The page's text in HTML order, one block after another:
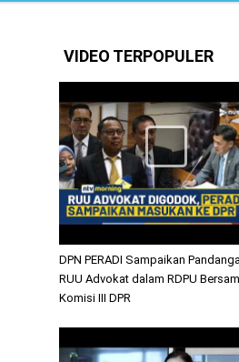
VIDEO TERPOPULER
DPN PERADI Sampaikan
RUU Advokat dalam RDPU
Komisi III DPR